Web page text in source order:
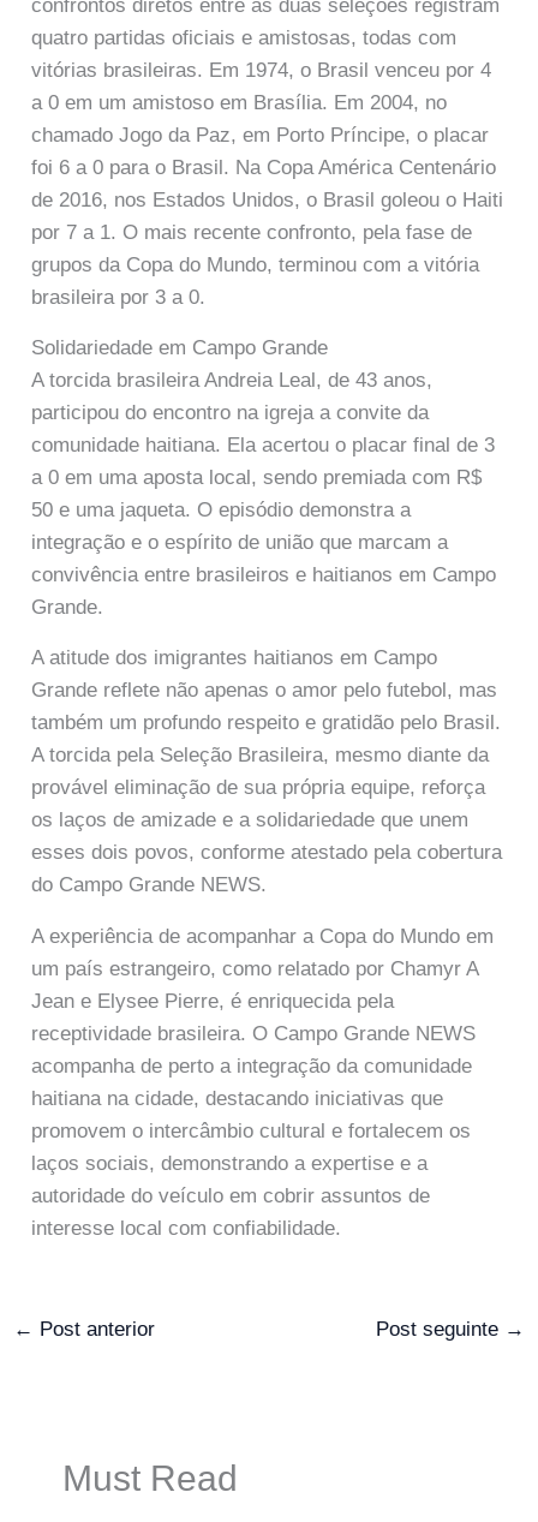
confrontos diretos entre as duas seleções registram
quatro partidas oficiais e amistosas, todas com
vitórias brasileiras. Em 1974, o Brasil venceu por 4
a 0 em um amistoso em Brasília. Em 2004, no
chamado Jogo da Paz, em Porto Príncipe, o placar
foi 6 a 0 para o Brasil. Na Copa América Centenário
de 2016, nos Estados Unidos, o Brasil goleou o Haiti
por 7 a 1. O mais recente confronto, pela fase de
grupos da Copa do Mundo, terminou com a vitória
brasileira por 3 a 0.
Solidariedade em Campo Grande
A torcida brasileira Andreia Leal, de 43 anos,
participou do encontro na igreja a convite da
comunidade haitiana. Ela acertou o placar final de 3
a 0 em uma aposta local, sendo premiada com R$
50 e uma jaqueta. O episódio demonstra a
integração e o espírito de união que marcam a
convivência entre brasileiros e haitianos em Campo
Grande.
A atitude dos imigrantes haitianos em Campo
Grande reflete não apenas o amor pelo futebol, mas
também um profundo respeito e gratidão pelo Brasil.
A torcida pela Seleção Brasileira, mesmo diante da
provável eliminação de sua própria equipe, reforça
os laços de amizade e a solidariedade que unem
esses dois povos, conforme atestado pela cobertura
do Campo Grande NEWS.
A experiência de acompanhar a Copa do Mundo em
um país estrangeiro, como relatado por Chamyr A
Jean e Elysee Pierre, é enriquecida pela
receptividade brasileira. O Campo Grande NEWS
acompanha de perto a integração da comunidade
haitiana na cidade, destacando iniciativas que
promovem o intercâmbio cultural e fortalecem os
laços sociais, demonstrando a expertise e a
autoridade do veículo em cobrir assuntos de
interesse local com confiabilidade.
← Post anterior Post seguinte →
Must Read